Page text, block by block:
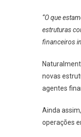
“O que
estruturas
financeiros
novas
agentes
Ainda
operações